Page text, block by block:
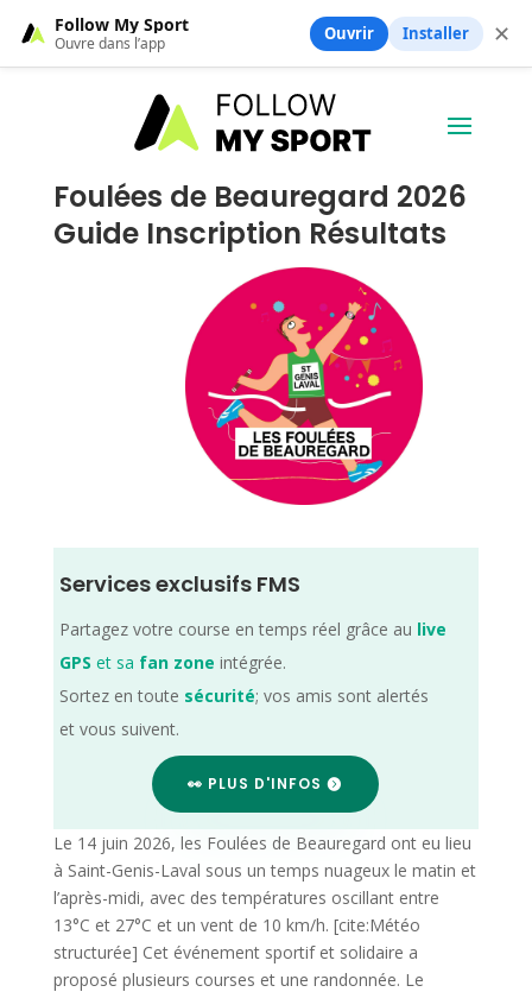
Foulées de Beauregard 2026
Guide Inscription Résultats
Services exclusifs FMS
Partagez votre course en temps réel grâce au live
GPS et sa fan zone intégrée.
Sortez en toute sécurité; vos amis sont alertés
et vous suivent.
👀 PLUS D'INFOS
Le 14 juin 2026, les Foulées de Beauregard ont eu lieu
à Saint-Genis-Laval sous un temps nuageux le matin et
l’après-midi, avec des températures oscillant entre
13°C et 27°C et un vent de 10 km/h. [cite:Météo
structurée] Cet événement sportif et solidaire a
proposé plusieurs courses et une randonnée. Le
Follow My Sport
Ouvre dans l’app Ouvrir Installer ✕